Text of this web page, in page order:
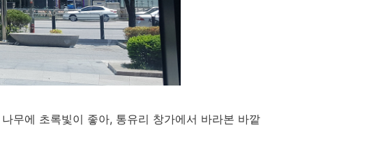
무에 초록빛이 좋아, 통유리 창가에서 바라본 바깥